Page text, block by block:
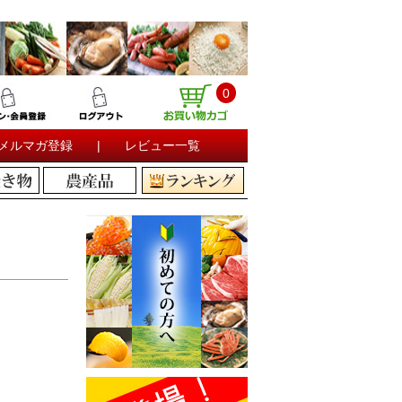
0
ルマガ登録 | レビュー一覧